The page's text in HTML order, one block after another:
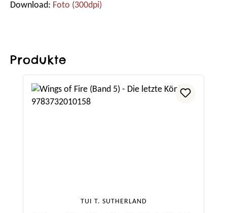
Download: Foto (300dpi)
Produkte
TUI T. SUTHERLAND